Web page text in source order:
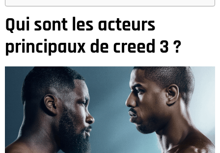
Qui sont les acteurs
principaux de creed 3 ?